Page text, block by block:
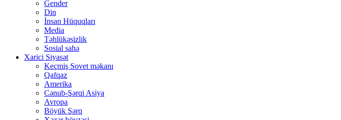
Gender
Din
İnsan Hüquqları
Media
Təhlükəsizlik
Sosial sahə
Xarici Siyasət
Keçmiş Sovet məkanı
Qafqaz
Amerika
Cənub-Şərqi Asiya
Avropa
Böyük Şərq